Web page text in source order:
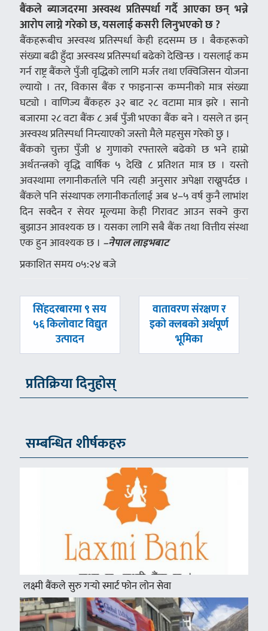
बैंकले ब्याजदरमा अस्वस्थ प्रतिस्पर्धा गर्दै आएका छन् भन्ने
आरोप लाग्ने गरेको छ, यसलाई कसरी लिनुभएको छ ?
बैंकहरूबीच अस्वस्थ प्रतिस्पर्धा केही हदसम्म छ । बैकहरूको
संख्या बढी हुँदा अस्वस्थ प्रतिस्पर्धा बढेको देखिन्छ । यसलाई कम
गर्न राष्ट्र बैंकले पुँजी वृद्धिको लागि मर्जर तथा एक्विजिसन योजना
ल्यायो । तर, विकास बैंक र फाइनान्स कम्पनीको मात्र संख्या
घट्यो । वाणिज्य बैंकहरु ३२ बाट २८ वटामा मात्र झरे । सानो
बजारमा २८ वटा बैंक ८ अर्ब पुँजी भएका बैंक बने । यसले त झन्
अस्वस्थ प्रतिस्पर्धा निम्त्याएको जस्तो मैले महसुस गरेको छु ।
बैंकको चुक्ता पुँजी ४ गुणाको रफ्तारले बढेको छ भने हाम्रो
अर्थतन्त्रको वृद्धि वार्षिक ५ देखि ८ प्रतिशत मात्र छ । यस्तो
अवस्थामा लगानीकर्ताले पनि त्यही अनुसार अपेक्षा राख्नुपर्दछ ।
बैंकले पनि संस्थापक लगानीकर्तालाई अब ४–५ वर्ष कुनै लाभांश
दिन सक्दैन र सेयर मूल्यमा केही गिरावट आउन सक्ने कुरा
बुझाउन आवश्यक छ । यसका लागि सबै बैंक तथा वित्तीय संस्था
एक हुन आवश्यक छ । –नेपाल लाइभबाट
प्रकाशित समय ०५:२४ बजे
पछिल्लाे
-
सिंहदरबारमा ९ सय
५६ किलोवाट विद्युत
उत्पादन
अघिल्लाे
-
वातावरण संरक्षण र
इको क्लबको अर्थपूर्ण
भूमिका
प्रतिक्रिया दिनुहोस्
सम्बन्धित शीर्षकहरु
लक्ष्मी बैंकले सुरु गर्‍यो स्मार्ट फोन लोन सेवा